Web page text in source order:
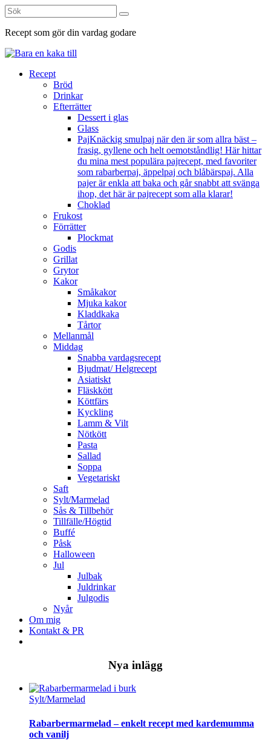
Sök
efter:
Recept som gör din vardag godare
Skip
Recept
Bröd
Drinkar
Efterrätter
Dessert i glas
Glass
PajKnäckig smulpaj när den är som allra bäst –
frasig, gyllene och helt oemotståndlig! Här hittar
du mina mest populära pajrecept, med favoriter
som rabarberpaj, äppelpaj och blåbärspaj. Alla
pajer är enkla att baka och går snabbt att svänga
ihop, det här är pajrecept som alla klarar!
Choklad
Frukost
Förrätter
Plockmat
Godis
Grillat
Grytor
Kakor
Småkakor
Mjuka kakor
Kladdkaka
Tårtor
Mellanmål
Middag
Snabba vardagsrecept
Bjudmat/ Helgrecept
Asiatiskt
Fläskkött
Köttfärs
Kyckling
Lamm & Vilt
Nötkött
Pasta
Sallad
Soppa
Vegetariskt
Saft
Sylt/Marmelad
Sås & Tillbehör
Tillfälle/Högtid
Buffé
Påsk
Halloween
Jul
Julbak
Juldrinkar
Julgodis
Nyår
Om mig
Kontakt & PR
Nya inlägg
Sylt/Marmelad
Rabarbermarmelad – enkelt recept med kardemumma
och vanilj